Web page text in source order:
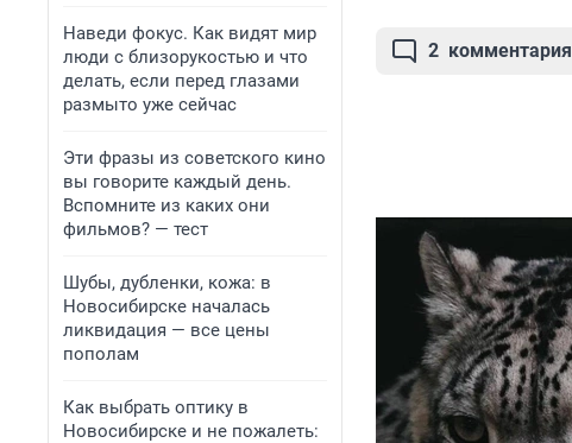
Наведи фокус. Как видят мир
люди с близорукостью и что
делать, если перед глазами
размыто уже сейчас
Эти фразы из советского кино
вы говорите каждый день.
Вспомните из каких они
фильмов? — тест
Шубы, дубленки, кожа: в
Новосибирске началась
ликвидация — все цены
пополам
Как выбрать оптику в
Новосибирске и не пожалеть:
2 комментария